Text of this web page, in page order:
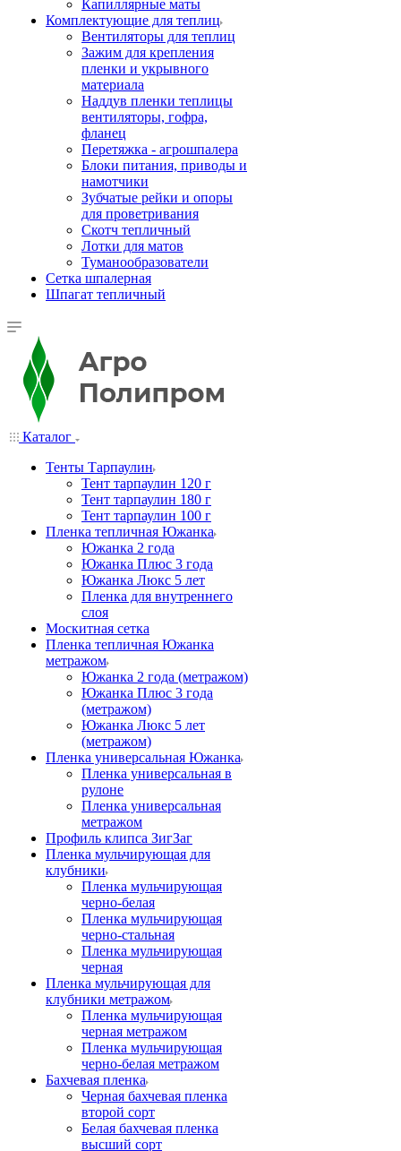
Капиллярные маты
Комплектующие для теплиц
Вентиляторы для теплиц
Зажим для крепления
пленки и укрывного
материала
Наддув пленки теплицы
вентиляторы, гофра,
фланец
Перетяжка - агрошпалера
Блоки питания, приводы и
намотчики
Зубчатые рейки и опоры
для проветривания
Скотч тепличный
Лотки для матов
Туманообразователи
Сетка шпалерная
Шпагат тепличный
Каталог
Тенты Тарпаулин
Тент тарпаулин 120 г
Тент тарпаулин 180 г
Тент тарпаулин 100 г
Пленка тепличная Южанка
Южанка 2 года
Южанка Плюс 3 года
Южанка Люкс 5 лет
Пленка для внутреннего
слоя
Москитная сетка
Пленка тепличная Южанка
метражом
Южанка 2 года (метражом)
Южанка Плюс 3 года
(метражом)
Южанка Люкс 5 лет
(метражом)
Пленка универсальная Южанка
Пленка универсальная в
рулоне
Пленка универсальная
метражом
Профиль клипса ЗигЗаг
Пленка мульчирующая для
клубники
Пленка мульчирующая
черно-белая
Пленка мульчирующая
черно-стальная
Пленка мульчирующая
черная
Пленка мульчирующая для
клубники метражом
Пленка мульчирующая
черная метражом
Пленка мульчирующая
черно-белая метражом
Бахчевая пленка
Черная бахчевая пленка
второй сорт
Белая бахчевая пленка
высший сорт